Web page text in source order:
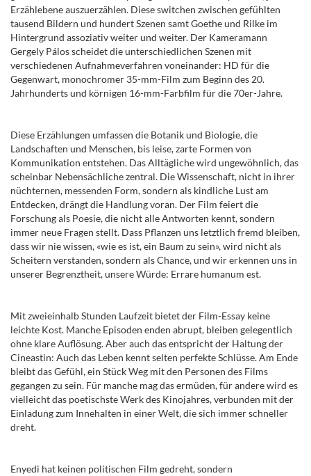
Erzählebene auszuerzählen. Diese switchen zwischen gefühlten
tausend Bildern und hundert Szenen samt Goethe und Rilke im
Hintergrund assoziativ weiter und weiter. Der Kameramann
Gergely Pálos scheidet die unterschiedlichen Szenen mit
verschiedenen Aufnahmeverfahren voneinander: HD für die
Gegenwart, monochromer 35-mm-Film zum Beginn des 20.
Jahrhunderts und körnigen 16-mm-Farbfilm für die 70er-Jahre.
Diese Erzählungen umfassen die Botanik und Biologie, die
Landschaften und Menschen, bis leise, zarte Formen von
Kommunikation entstehen. Das Alltägliche wird ungewöhnlich, das
scheinbar Nebensächliche zentral. Die Wissenschaft, nicht in ihrer
nüchternen, messenden Form, sondern als kindliche Lust am
Entdecken, drängt die Handlung voran. Der Film feiert die
Forschung als Poesie, die nicht alle Antworten kennt, sondern
immer neue Fragen stellt. Dass Pflanzen uns letztlich fremd bleiben,
dass wir nie wissen, «wie es ist, ein Baum zu sein», wird nicht als
Scheitern verstanden, sondern als Chance, und wir erkennen uns in
unserer Begrenztheit, unsere Würde: Errare humanum est.
Mit zweieinhalb Stunden Laufzeit bietet der Film-Essay keine
leichte Kost. Manche Episoden enden abrupt, bleiben gelegentlich
ohne klare Auflösung. Aber auch das entspricht der Haltung der
Cineastin: Auch das Leben kennt selten perfekte Schlüsse. Am Ende
bleibt das Gefühl, ein Stück Weg mit den Personen des Films
gegangen zu sein. Für manche mag das ermüden, für andere wird es
vielleicht das poetischste Werk des Kinojahres, verbunden mit der
Einladung zum Innehalten in einer Welt, die sich immer schneller
dreht.
Enyedi hat keinen politischen Film gedreht, sondern